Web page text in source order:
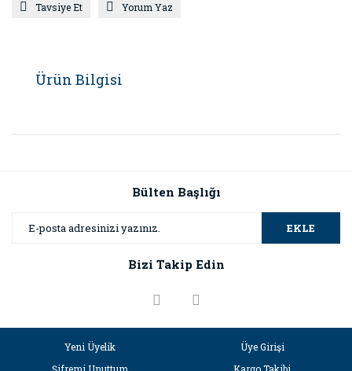
Tavsiye Et Yorum Yaz
Ürün Bilgisi
Bülten Başlığı
EKLE
Bizi Takip Edin
Yeni Üyelik
Üye Girişi